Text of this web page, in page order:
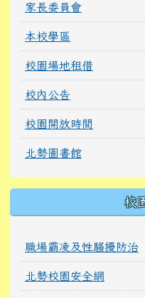
家長委員會
本校學區
校園場地租借
校內公告
校園開放時間
北勢圖書館
校
職場霸凌及性騷擾防治
北勢校園安全網